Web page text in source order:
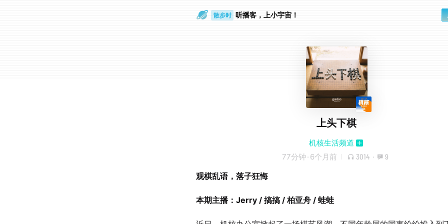
散步时 听播客，上小宇宙！
上头下棋
机核生活频道
77分钟 · 6个月前 3014 · 9
观棋乱语，落子狂悔
本期主播：Jerry / 搞搞 / 柏亚舟 / 蛙蛙